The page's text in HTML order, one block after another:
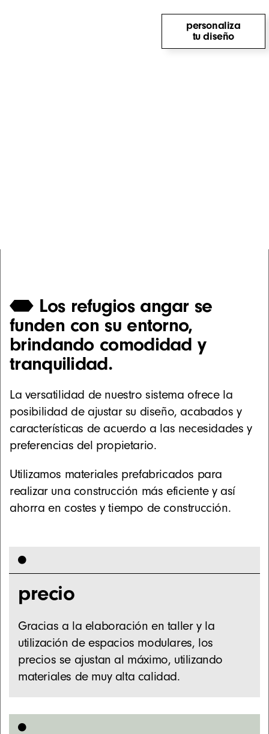
personaliza
tu diseño
Los refugios angar se
funden con su entorno,
brindando comodidad y
tranquilidad.
La versatilidad de nuestro sistema ofrece la
posibilidad de ajustar su diseño, acabados y
características de acuerdo a las necesidades y
preferencias del propietario.
Utilizamos materiales prefabricados para
realizar una construcción más eficiente y así
ahorra en costes y tiempo de construcción.
precio
Gracias a la elaboración en taller y la
utilización de espacios modulares, los
precios se ajustan al máximo, utilizando
materiales de muy alta calidad.